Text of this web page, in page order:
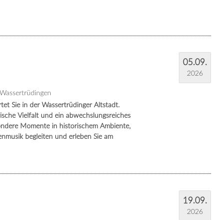
05.09.
2026
Sie in der Wassertrüdinger Altstadt.
Vielfalt und ein abwechslungsreiches
Momente in historischem Ambiente,
begleiten und erleben Sie am
19.09.
2026